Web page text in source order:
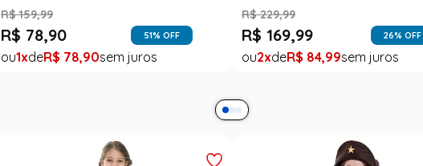
R$ 159,99
R$ 78,90 51% OFF
1 R$ 78,90
R$ 229,99
R$ 169,99 26% OFF
2 R$ 84,99